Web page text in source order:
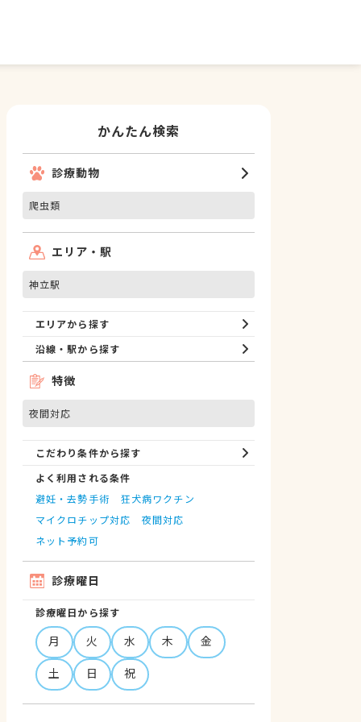
かんたん検索
診療動物
爬虫類
エリア・駅
神立駅
エリアから探す
沿線・駅から探す
特徴
夜間対応
こだわり条件から探す
よく利用される条件
避妊・去勢手術
狂犬病ワクチン
マイクロチップ対応
夜間対応
ネット予約可
診療曜日
診療曜日から探す
月 火 水 木
金
土
日 祝